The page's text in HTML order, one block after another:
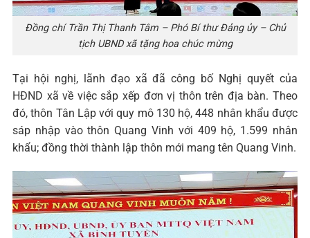
Đồng chí Trần Thị Thanh Tâm – Phó Bí thư Đảng ủy – Chủ
tịch UBND xã tặng hoa chúc mừng
Tại hội nghị, lãnh đạo xã đã công bố Nghị quyết của
HĐND xã về việc sắp xếp đơn vị thôn trên địa bàn. Theo
đó, thôn Tân Lập với quy mô 130 hộ, 448 nhân khẩu được
sáp nhập vào thôn Quang Vinh với 409 hộ, 1.599 nhân
khẩu; đồng thời thành lập thôn mới mang tên Quang Vinh.